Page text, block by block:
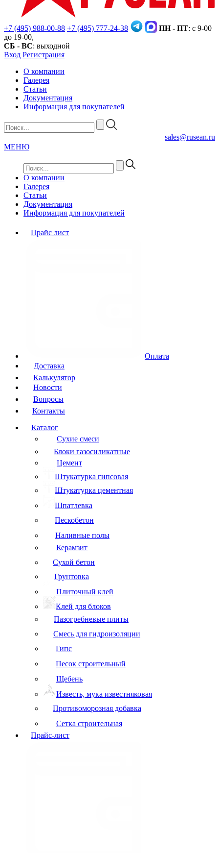
+7 (495) 988-00-88 +7 (495) 777-24-38 ПН - ПТ: с 9-00
до 19-00,
СБ - ВС: выходной
Вход Регистрация
О компании
Галерея
Статьи
Документация
Информация для покупателей
sales@rusean.ru
МЕНЮ
О компании
Галерея
Статьи
Документация
Информация для покупателей
Прайс лист
Оплата
Доставка
Калькулятор
Новости
Вопросы
Контакты
Каталог
Сухие смеси
Блоки газосиликатные
Цемент
Штукатурка гипсовая
Штукатурка цементная
Шпатлевка
Пескобетон
Наливные полы
Керамзит
Сухой бетон
Грунтовка
Плиточный клей
Клей для блоков
Пазогребневые плиты
Смесь для гидроизоляции
Гипс
Песок строительный
Щебень
Известь, мука известняковая
Противоморозная добавка
Сетка строительная
Прайс-лист